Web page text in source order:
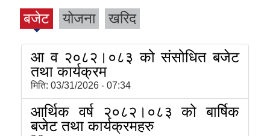
बजेट योजना खरिद
आ व २०८२।०८३ को संसोधित बजेट
तथा कार्यक्रम
मिति: 03/31/2026 - 07:34
आर्थिक वर्ष २०८२।०८३ को बार्षिक
बजेट तथा कार्यक्रमहरु